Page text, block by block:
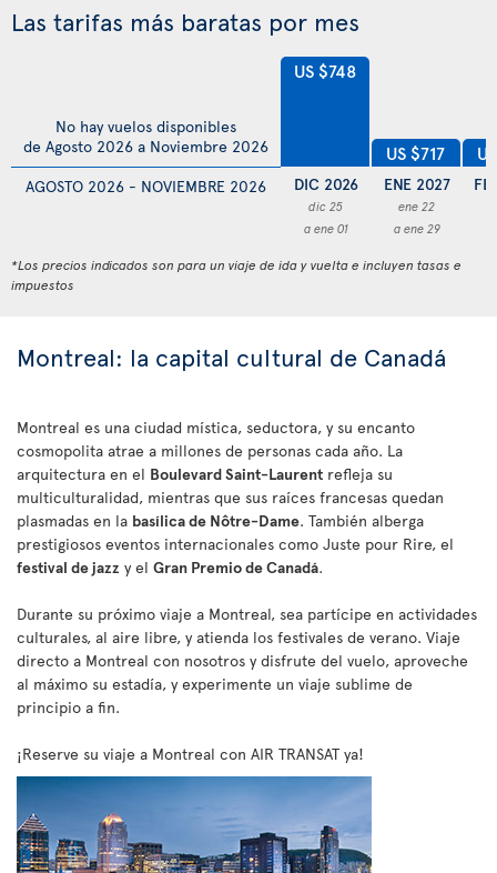
Las tarifas más baratas por mes
AGOSTO 2026 - NOVIEMBRE 2026
No hay vuelos disponibles
de Agosto 2026 a Noviembre 2026
US $748
DIC 2026
dic 25
a ene 01
US $717
ENE 2027
ene 22
a ene 29
*Los precios indicados son para un viaje de ida y vuelta e incluyen tasas e
impuestos
Montreal: la capital cultural de Canadá
Montreal es una ciudad mística, seductora, y su encanto
cosmopolita atrae a millones de personas cada año. La
arquitectura en el Boulevard Saint-Laurent refleja su
multiculturalidad, mientras que sus raíces francesas quedan
plasmadas en la basílica de Nôtre-Dame. También alberga
prestigiosos eventos internacionales como Juste pour Rire, el
festival de jazz y el Gran Premio de Canadá.
Durante su próximo viaje a Montreal, sea partícipe en actividades
culturales, al aire libre, y atienda los festivales de verano. Viaje
directo a Montreal con nosotros y disfrute del vuelo, aproveche
al máximo su estadía, y experimente un viaje sublime de
principio a fin.
¡Reserve su viaje a Montreal con AIR TRANSAT ya!